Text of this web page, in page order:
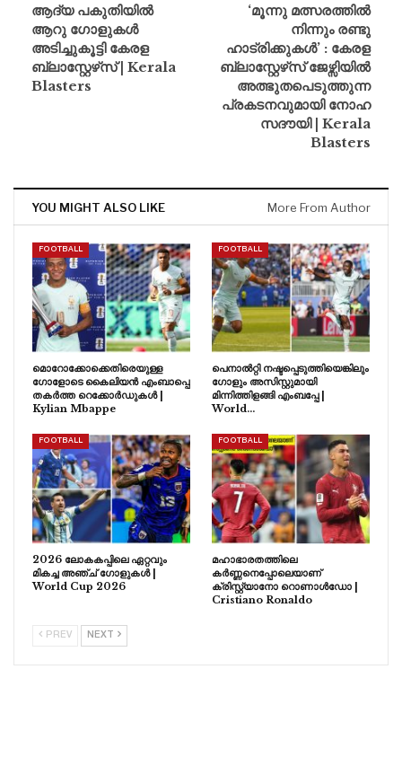
ആദ്യ പകുതിയിൽ
ആറു ഗോളുകൾ
അടിച്ചുകൂട്ടി കേരള
ബ്ലാസ്റ്റേഴ്‌സ് | Kerala
Blasters
‘മൂന്നു മത്സരത്തിൽ
നിന്നും രണ്ടു
ഹാട്രിക്കുകൾ’ : കേരള
ബ്ലാസ്റ്റേഴ്‌സ് ജേഴ്സിയിൽ
അത്ഭുതപെടുത്തുന്ന
പ്രകടനവുമായി നോഹ
സദൗയി | Kerala
Blasters
YOU MIGHT ALSO LIKE More From Author
FOOTBALL
മൊറോക്കോക്കെതിരെയുള്ള
ഗോളോടെ കൈലിയൻ എംബാപ്പെ
തകർത്ത റെക്കോർഡുകൾ |
Kylian Mbappe
FOOTBALL
പെനാൽറ്റി നഷ്ടപ്പെടുത്തിയെങ്കിലും
ഗോളും അസിസ്റ്റുമായി
മിന്നിത്തിളങ്ങി എംബപ്പേ |
World…
FOOTBALL
2026 ലോകകപ്പിലെ ഏറ്റവും
മികച്ച അഞ്ച് ഗോളുകൾ |
World Cup 2026
FOOTBALL
മഹാഭാരതത്തിലെ
കർണ്ണനെപ്പോലെയാണ്
ക്രിസ്റ്റ്യാനോ റൊണാൾഡോ |
Cristiano Ronaldo
PREV NEXT